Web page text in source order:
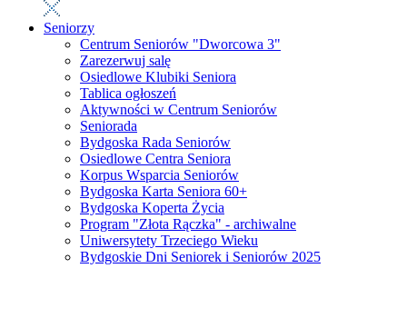
Seniorzy
Centrum Seniorów "Dworcowa 3"
Zarezerwuj salę
Osiedlowe Klubiki Seniora
Tablica ogłoszeń
Aktywności w Centrum Seniorów
Seniorada
Bydgoska Rada Seniorów
Osiedlowe Centra Seniora
Korpus Wsparcia Seniorów
Bydgoska Karta Seniora 60+
Bydgoska Koperta Życia
Program "Złota Rączka" - archiwalne
Uniwersytety Trzeciego Wieku
Bydgoskie Dni Seniorek i Seniorów 2025